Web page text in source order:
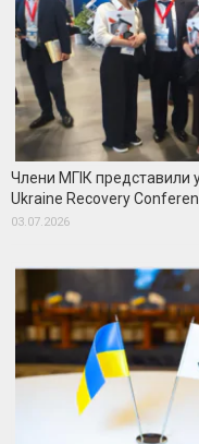
Члени МГІК представили
Ukraine Recovery
03.07.2026